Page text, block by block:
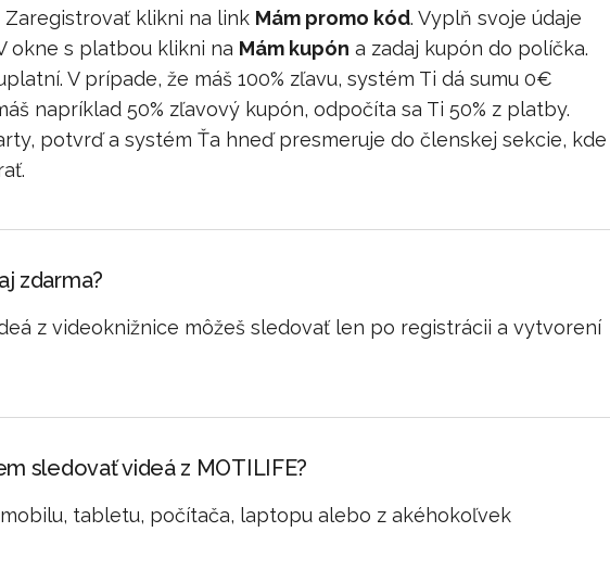
klikni na link Mám promo kód. Vyplň svoje údaje
okne s platbou klikni na Mám kupón a zadaj kupón do políčka.
V prípade, že máš 100% zľavu, systém Ti dá sumu 0€
napríklad 50% zľavový kupón, odpočíta sa Ti 50% z platby.
potvrď a systém Ťa hneď presmeruje do členskej sekcie, kde
zdarma?
z videoknižnice môžeš sledovať len po registrácii a vytvorení
sledovať videá z MOTILIFE?
tabletu, počítača, laptopu alebo z akéhokoľvek